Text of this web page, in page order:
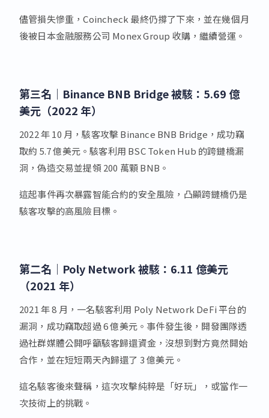
儘管損失慘重，Coincheck 最終仍撐了下來，並在幾個月
後被日本金融服務公司 Monex Group 收購，繼續營運。
第三名｜Binance BNB Bridge 被駭：5.69 億
美元（2022 年）
2022 年 10 月，駭客攻擊 Binance BNB Bridge，成功竊
取約 5.7 億美元。駭客利用 BSC Token Hub 的跨鏈橋漏
洞，偽造交易並提領 200 萬顆 BNB。
這起事件再次暴露智能合約的安全風險，凸顯跨鏈橋仍是
駭客攻擊的高風險目標。
第二名｜Poly Network 被駭：6.11 億美元
（2021 年）
2021 年 8 月，一名駭客利用 Poly Network DeFi 平台的
漏洞，成功竊取超過 6 億美元。事件發生後，開發團隊透
過社群媒體公開呼籲駭客歸還資金，沒想到對方竟然開始
合作，並在短短兩天內歸還了 3 億美元。
這名駭客後來聲稱，這次攻擊純粹是「好玩」，或當作一
次技術上的挑戰。